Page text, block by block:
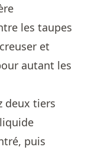
les taupes
et
autant les
deux tiers
puis